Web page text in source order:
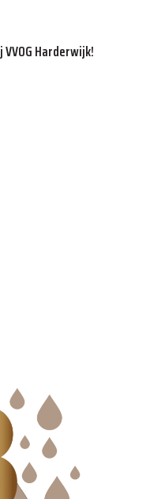
Harderwijk!